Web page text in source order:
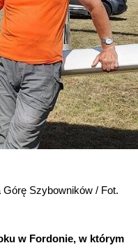
Górę Szybowników / Fot.
w Fordonie, w którym